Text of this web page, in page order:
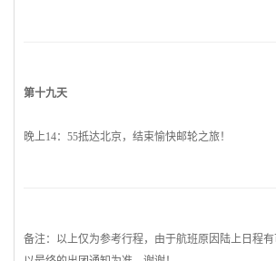
第十九天
晚上14：55抵达北京，结束愉快邮轮之旅！
备注：以上仅为参考行程，由于航班原因陆上日程